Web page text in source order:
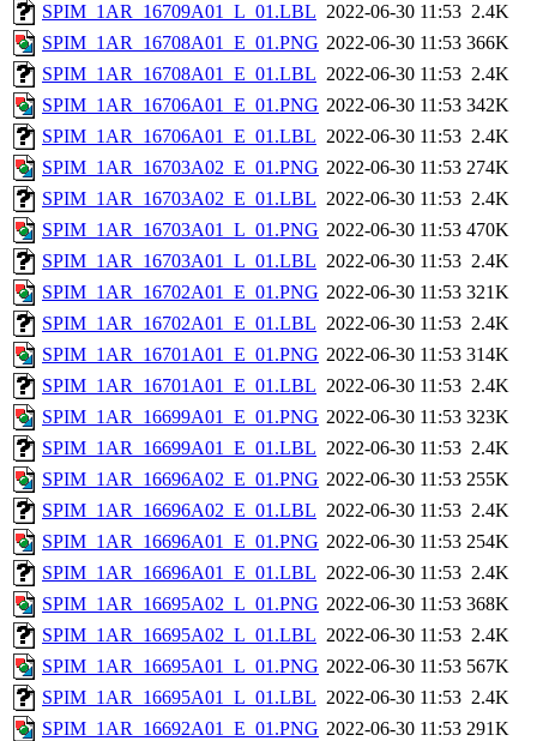
SPIM_1AR_16709A01_L_01.LBL 2022-06-30 11:53 2.4K
SPIM_1AR_16708A01_E_01.PNG 2022-06-30 11:53 366K
SPIM_1AR_16708A01_E_01.LBL 2022-06-30 11:53 2.4K
SPIM_1AR_16706A01_E_01.PNG 2022-06-30 11:53 342K
SPIM_1AR_16706A01_E_01.LBL 2022-06-30 11:53 2.4K
SPIM_1AR_16703A02_E_01.PNG 2022-06-30 11:53 274K
SPIM_1AR_16703A02_E_01.LBL 2022-06-30 11:53 2.4K
SPIM_1AR_16703A01_L_01.PNG 2022-06-30 11:53 470K
SPIM_1AR_16703A01_L_01.LBL 2022-06-30 11:53 2.4K
SPIM_1AR_16702A01_E_01.PNG 2022-06-30 11:53 321K
SPIM_1AR_16702A01_E_01.LBL 2022-06-30 11:53 2.4K
SPIM_1AR_16701A01_E_01.PNG 2022-06-30 11:53 314K
SPIM_1AR_16701A01_E_01.LBL 2022-06-30 11:53 2.4K
SPIM_1AR_16699A01_E_01.PNG 2022-06-30 11:53 323K
SPIM_1AR_16699A01_E_01.LBL 2022-06-30 11:53 2.4K
SPIM_1AR_16696A02_E_01.PNG 2022-06-30 11:53 255K
SPIM_1AR_16696A02_E_01.LBL 2022-06-30 11:53 2.4K
SPIM_1AR_16696A01_E_01.PNG 2022-06-30 11:53 254K
SPIM_1AR_16696A01_E_01.LBL 2022-06-30 11:53 2.4K
SPIM_1AR_16695A02_L_01.PNG 2022-06-30 11:53 368K
SPIM_1AR_16695A02_L_01.LBL 2022-06-30 11:53 2.4K
SPIM_1AR_16695A01_L_01.PNG 2022-06-30 11:53 567K
SPIM_1AR_16695A01_L_01.LBL 2022-06-30 11:53 2.4K
SPIM_1AR_16692A01_E_01.PNG 2022-06-30 11:53 291K